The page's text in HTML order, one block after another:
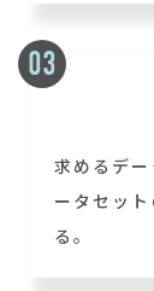
求めるデ
ータセッ
る。